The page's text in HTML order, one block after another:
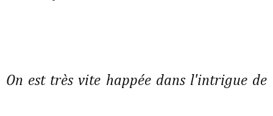
On est très vite happée dans l'intrigue de